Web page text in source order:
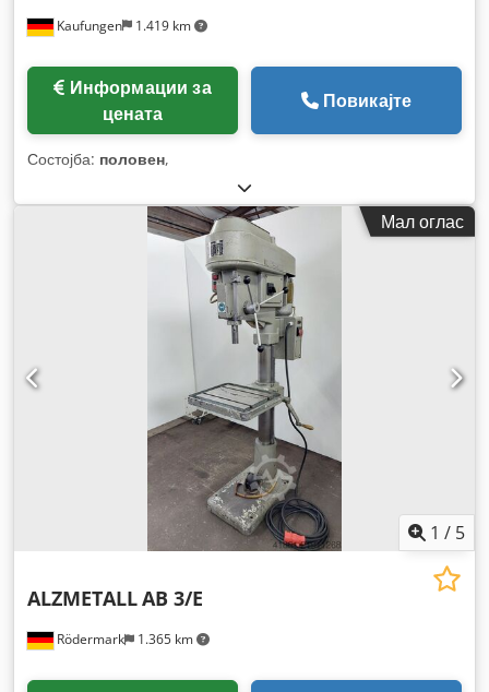
Kaufungen 1.419 km
цената
Повикајте
Состојба: половен,
Мал оглас
1 / 5
Rödermark 1.365 km
ALZMETALLAB 3/E